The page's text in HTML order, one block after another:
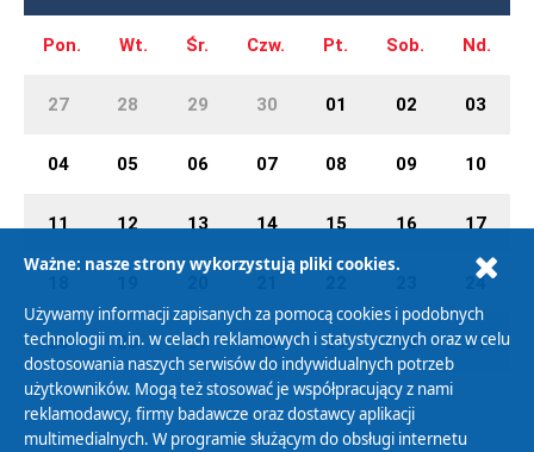
Pon. Wt. Śr. Czw. Pt. Sob. Nd.
27 28 29 30 01 02 03
04 05 06 07 08 09 10
11 12 13 14 15 16 17
24
25 26 27 28 29 30 31
Ważne: nasze strony wykorzystują pliki cookies.
Używamy informacji zapisanych za pomocą cookies i podobnych
technologii m.in. w celach reklamowych i statystycznych oraz w celu
dostosowania naszych serwisów do indywidualnych potrzeb
użytkowników. Mogą też stosować je współpracujący z nami
reklamodawcy, firmy badawcze oraz dostawcy aplikacji
multimedialnych. W programie służącym do obsługi internetu